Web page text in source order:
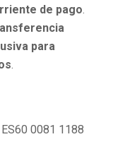
de pago.
para
.
0081 1188